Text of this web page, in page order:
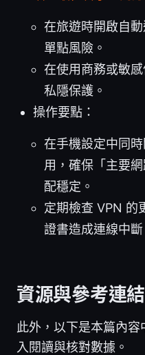
在旅遊時開啟自
單點風險。
在使用商務或敏
私隱保護。
操作要點：
在手機設定中同
用，確保「主要
配穩定。
定期檢查 VPN 的
證書造成連線中斷
資源與參考連
此外，以下是本篇內
入閱讀與核對數據。